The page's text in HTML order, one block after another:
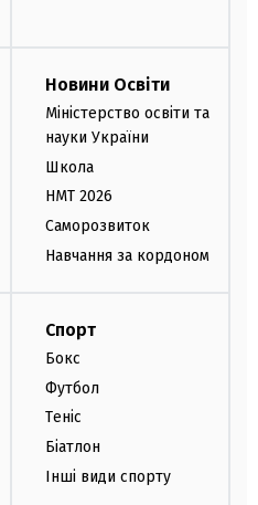
Новини Освіти
Міністерство освіти та
науки України
Школа
НМТ 2026
Саморозвиток
Навчання за кордоном
Спорт
Бокс
Футбол
Теніс
Біатлон
Інші види спорту